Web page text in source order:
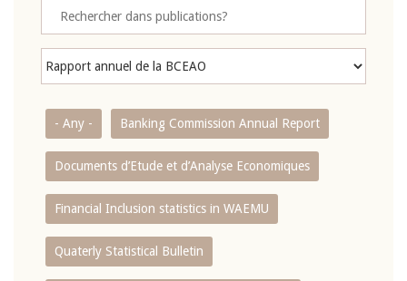
- Any - Banking Commission Annual Report
Documents d’Etude et d’Analyse Economiques
Financial Inclusion statistics in WAEMU
Quaterly Statistical Bulletin